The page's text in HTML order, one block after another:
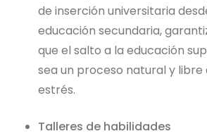
de inserción universitaria
educación secundaria,
que el salto a la educación
sea un proceso natural y libre
estrés.
Talleres de habilidades